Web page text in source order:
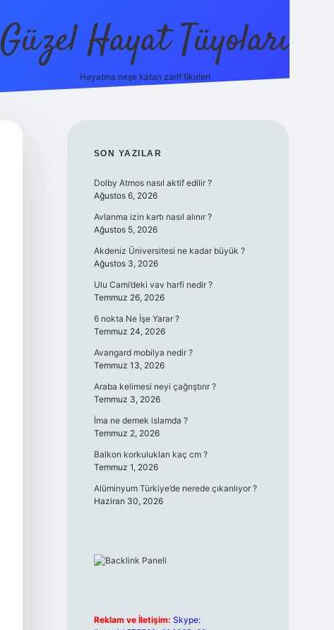
Güzel Hayat Tüyoları
Hayatına neşe katan zarif fikirler!
SIDEBAR
SON YAZILAR
Dolby Atmos nasıl aktif edilir ?
Ağustos 6, 2026
Avlanma izin kartı nasıl alınır ?
Ağustos 5, 2026
Akdeniz Üniversitesi ne kadar büyük ?
Ağustos 3, 2026
Ulu Cami’deki vav harfi nedir ?
Temmuz 26, 2026
6 nokta Ne İşe Yarar ?
Temmuz 24, 2026
Avangard mobilya nedir ?
Temmuz 13, 2026
Araba kelimesi neyi çağrıştırır ?
Temmuz 3, 2026
İma ne demek islamda ?
Temmuz 2, 2026
Balkon korkulukları kaç cm ?
Temmuz 1, 2026
Alüminyum Türkiye’de nerede çıkarılıyor ?
Haziran 30, 2026
Reklam ve İletişim: Skype: